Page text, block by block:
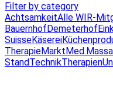
Filter by category
AchtsamkeitAlle WIR-
BauernhofDemeterhof
SuisseKäserei
TherapieMarkt
StandTechnikTherapien